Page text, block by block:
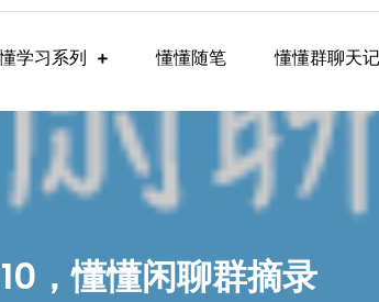
学习系列 懂懂随笔 懂懂群聊天
，懂懂闲聊群摘录